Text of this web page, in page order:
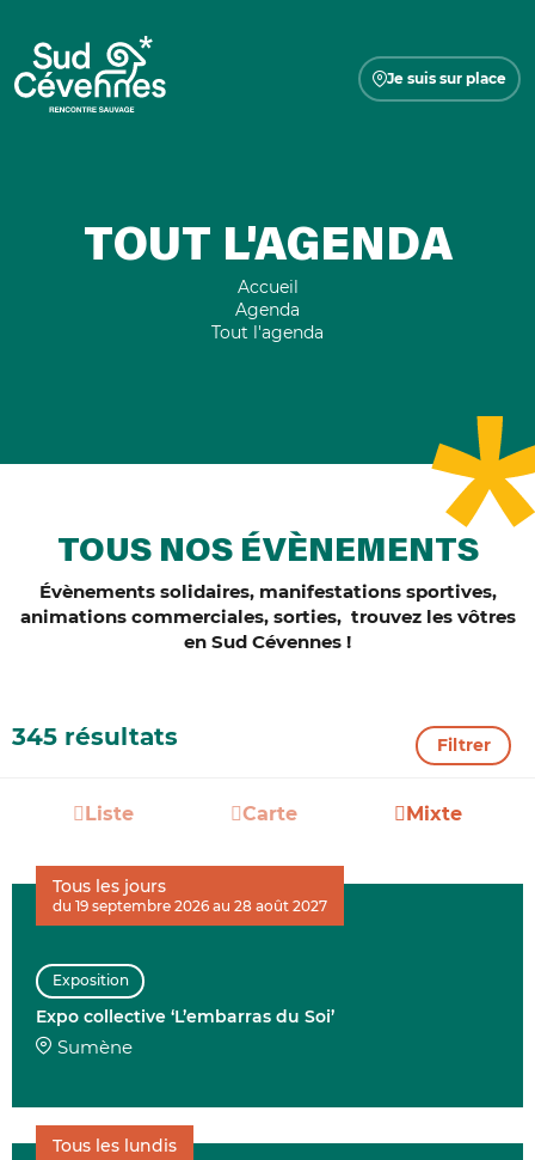
Je suis sur place
TOUT L'AGENDA
Accueil
Agenda
Tout l'agenda
TOUS NOS ÉVÈNEMENTS
Évènements solidaires, manifestations sportives,
animations commerciales, sorties, trouvez les vôtres
en Sud Cévennes !
345 résultats Filtrer
Liste Carte Mixte
Exposition
Expo collective ‘L’embarras du Soi’
Sumène
Tous les jours
du 19 septembre 2026 au 28 août 2027
Tous les lundis